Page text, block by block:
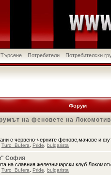
Търсене Потребители Потребителски
Форум
на феновете на
с червено-черните фенове,мачове и
Turo_Bufera Pride bulgarista
София
на славния железничарски клуб
Turo_Bufera Pride bulgarista